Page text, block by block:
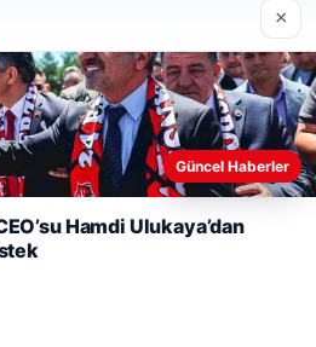
daha iyi anlayabilmek,
ve geliştirmek amacıyla çerezler
×
Güncel Haberler
Hamdi Ulukaya’dan